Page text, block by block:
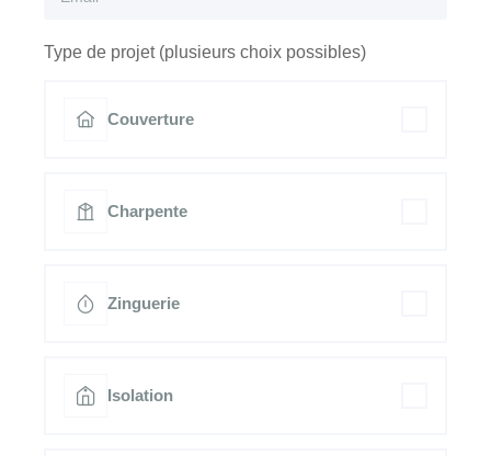
Type de projet (plusieurs choix possibles)
Couverture
Charpente
Zinguerie
Isolation